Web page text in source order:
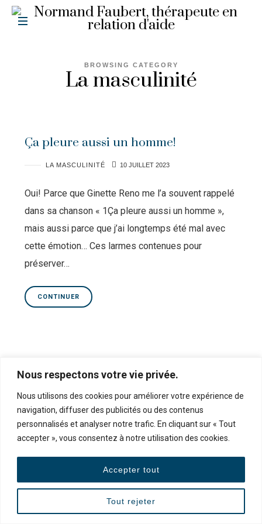
Nous respectons votre vie privée.
Nous utilisons des cookies pour améliorer votre expérience de
navigation, diffuser des publicités ou des contenus
personnalisés et analyser notre trafic. En cliquant sur « Tout
accepter », vous consentez à notre utilisation des cookies.
Tout rejeter
Accepter tout
BROWSING CATEGORY
La masculinité
Ça pleure aussi un homme!
LA MASCULINITÉ 10 JUILLET 2023
Oui! Parce que Ginette Reno me l’a souvent rappelé
dans sa chanson « 1Ça pleure aussi un homme »,
mais aussi parce que j’ai longtemps été mal avec
cette émotion… Ces larmes contenues pour
préserver…
CONTINUER
Politique de confidentialité Conditions d’utilisation
Conditions
Copyright Ⓒ 2026 Normand Faubert, Thérapeute en relation
d’aide | Spécialiste en relation et gestion de la colère – Une